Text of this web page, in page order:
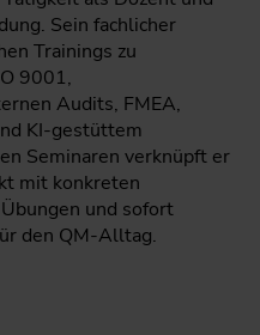
Sein fachlicher
Trainings zu
9001,
Audits, FMEA,
KI-gestüttem
Seminaren verknüpft er
mit konkreten
und sofort
den QM-Alltag.